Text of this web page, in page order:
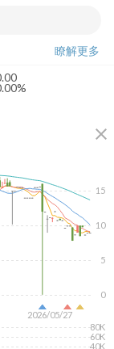
瞭解更多
close
2026/05/27
0
5
10
15
40K
60K
80K